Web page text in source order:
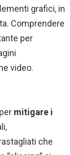
grafici, in
Comprendere
per
video.
mitigare i
che